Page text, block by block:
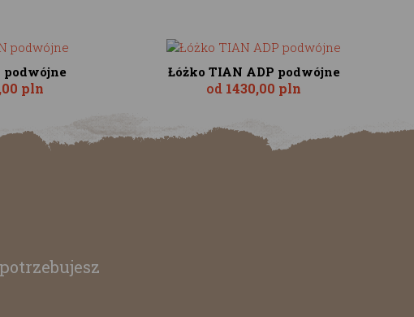
podwójne
pln
Łóżko TIAN ADP podwójne
od 1430,00 pln